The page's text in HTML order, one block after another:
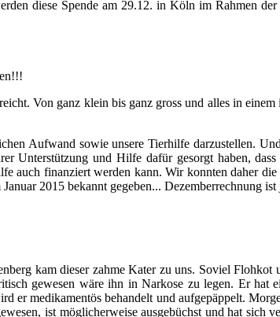
diese Spende am 29.12. in Köln im Rahmen
Von ganz klein bis ganz gross und alles in
Aufwand sowie unsere Tierhilfe darzustellen.
Unterstützung und Hilfe dafür gesorgt haben,
finanziert werden kann. Wir konnten daher
2015 bekannt gegeben... Dezemberrechnung
kam dieser zahme Kater zu uns. Soviel
gewesen wäre ihn in Narkose zu legen. Er hat
er medikamentös behandelt und aufgepäppelt.
ist möglicherweise ausgebüchst und hat sich